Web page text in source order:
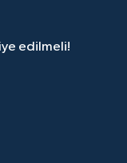
edilmeli!